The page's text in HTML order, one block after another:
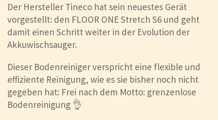
Der Hersteller Tineco hat sein neuestes Gerät
vorgestellt: den FLOOR ONE Stretch S6 und geht
damit einen Schritt weiter in der Evolution der
Akkuwischsauger.
Dieser Bodenreiniger verspricht eine flexible und
effiziente Reinigung, wie es sie bisher noch nicht
gegeben hat: Frei nach dem Motto: grenzenlose
Bodenreinigung 👌